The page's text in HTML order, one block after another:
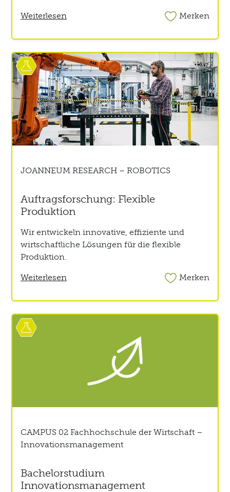
Weiterlesen Merken
JOANNEUM RESEARCH – ROBOTICS
Auftragsforschung: Flexible
Produktion
Wir entwickeln innovative, effiziente und
wirtschaftliche Lösungen für die flexible
Produktion.
Weiterlesen
Merken
CAMPUS 02 Fachhochschule der Wirtschaft –
Innovationsmanagement
Bachelorstudium
Innovationsmanagement